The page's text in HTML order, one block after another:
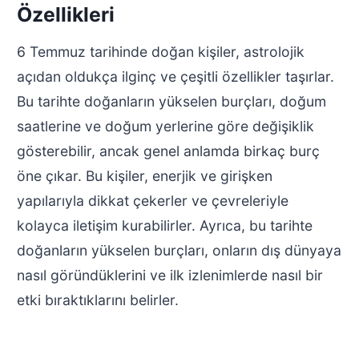
Özellikleri
6 Temmuz tarihinde doğan kişiler, astrolojik
açıdan oldukça ilginç ve çeşitli özellikler taşırlar.
Bu tarihte doğanların yükselen burçları, doğum
saatlerine ve doğum yerlerine göre değişiklik
gösterebilir, ancak genel anlamda birkaç burç
öne çıkar. Bu kişiler, enerjik ve girişken
yapılarıyla dikkat çekerler ve çevreleriyle
kolayca iletişim kurabilirler. Ayrıca, bu tarihte
doğanların yükselen burçları, onların dış dünyaya
nasıl göründüklerini ve ilk izlenimlerde nasıl bir
etki bıraktıklarını belirler.